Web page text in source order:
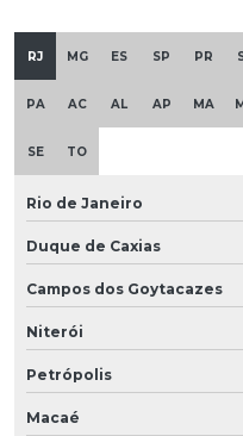
RJ MG ES SP PR
PA AC AL AP MA
SE TO
Rio de Janeiro
Duque de Caxias
Campos dos Goytacazes
Niterói
Petrópolis
Macaé